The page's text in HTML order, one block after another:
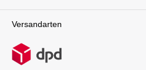
Versandarten